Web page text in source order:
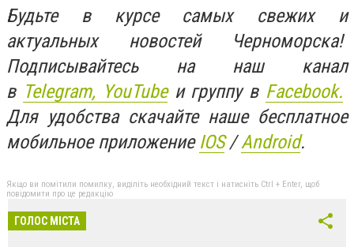
Будьте в курсе самых свежих и
актуальных новостей Черноморска!
Подписывайтесь на наш канал
в Telegram, YouTubeи группу в Facebook.
Для удобства скачайте наше бесплатное
мобильное приложение IOS/Android.
Якщо ви помітили помилку, виділіть необхідний текст і натисніть Ctrl + Enter, щоб
повідомити про це редакцію
ГОЛОС МІСТА